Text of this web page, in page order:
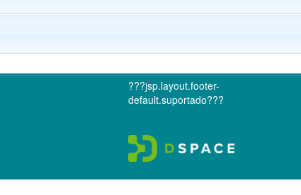
???jsp.layout.footer-
default.suportado???